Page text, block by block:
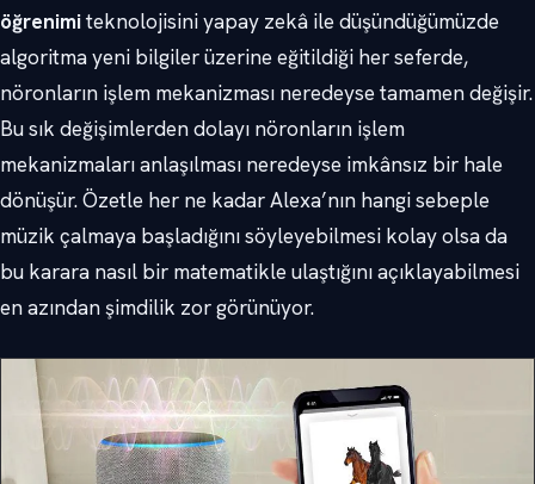
öğrenimiteknolojisini yapay zekâ ile düşündüğümüzde
algoritma yeni bilgiler üzerine eğitildiği her seferde,
nöronların işlem mekanizması neredeyse tamamen değişir.
Bu sık değişimlerden dolayı nöronların işlem
mekanizmaları anlaşılması neredeyse imkânsız bir hale
dönüşür. Özetle her ne kadar Alexa’nın hangi sebeple
müzik çalmaya başladığını söyleyebilmesi kolay olsa da
bu karara nasıl bir matematikle ulaştığını açıklayabilmesi
en azından şimdilik zor görünüyor.